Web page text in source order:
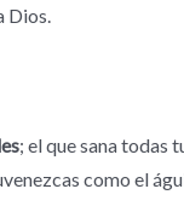
Dios.
; el que sana todas
como el